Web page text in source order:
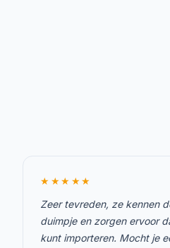
★★★★★
Zeer tevreden, ze kennen
duimpje en zorgen ervoor
kunt importeren. Mocht je